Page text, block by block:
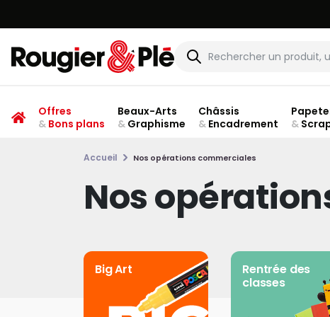
Offres
&Bons plans
Beaux-Arts
&Graphisme
Châssis
&Encadrement
&
Accueil Nos opérations commerciales
Nos
Big Art
Rentrée des
classes